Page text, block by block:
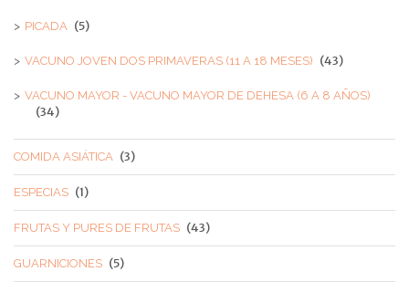
PICADA (5)
VACUNO JOVEN DOS PRIMAVERAS (11 A 18 MESES) (43)
VACUNO MAYOR - VACUNO MAYOR DE DEHESA (6 A 8 AÑOS)
(34)
COMIDA ASIÁTICA (3)
ESPECIAS (1)
FRUTAS Y PURES DE FRUTAS (43)
GUARNICIONES (5)